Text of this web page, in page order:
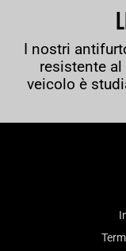
I nostri
resistente
veicolo è